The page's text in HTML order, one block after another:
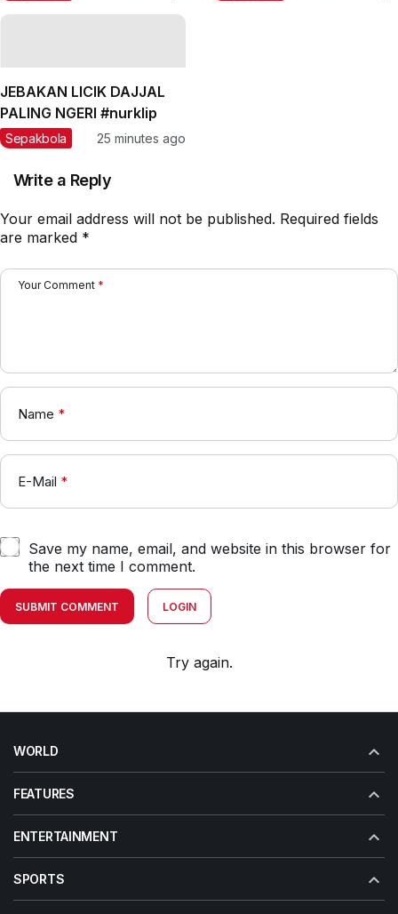
JEBAKAN LICIK DAJJAL
PALING NGERI #nurklip
Sepakbola 25 minutes ago
Write a Reply
Your email address will not be published. Required fields
are marked *
Your Comment *
Name *
E-Mail *
Save my name, email, and website in this browser for
the next time I comment.
SUBMIT COMMENT LOGIN
Try again.
WORLD
FEATURES
ENTERTAINMENT
SPORTS